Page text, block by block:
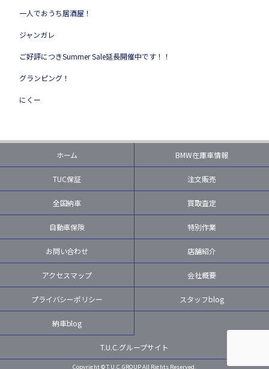
一人でおうち居酒屋！
ジャンガレ
ご好評につきSummer Sale延長開催中です！！
グランピング！
にくー
ホーム BMW在庫車情報
TUC保証 注文販売
全国納車 買取査定
自動車保険 特別作業
お問い合わせ 店舗紹介
アクセスマップ 会社概要
プライバシーポリシー スタッフblog
納車blog
T.U.C.グループサイト
Copyright © T.U.C.GROUP All Rights Reserved.